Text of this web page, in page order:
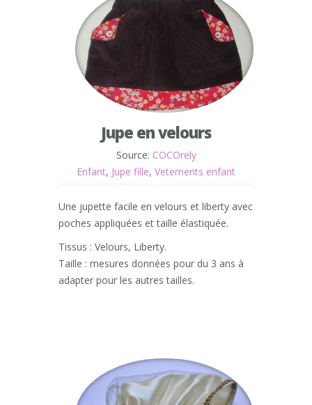
Jupe en velours
Source: COCOrely
Enfant, Jupe fille, Vetements enfant
Une jupette facile en velours et liberty avec
poches appliquées et taille élastiquée.
Tissus : Velours, Liberty.
Taille : mesures données pour du 3 ans à
adapter pour les autres tailles.